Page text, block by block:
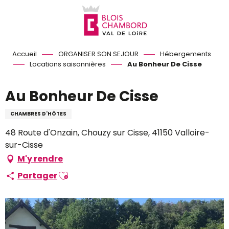
Accueil ORGANISER SON SEJOUR
Hébergements
Locations saisonnières
Au Bonheur De Cisse
Au Bonheur De Cisse
CHAMBRES D'HÔTES
48 Route d'Onzain, Chouzy sur Cisse, 41150 Valloire-
sur-Cisse
M'y rendre
PartagerAjouter aux favoris